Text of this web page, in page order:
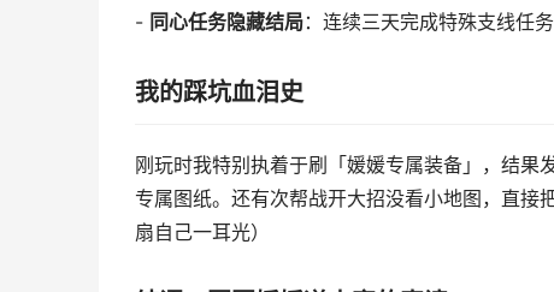
- 同心任务隐藏结局：连续三天完成特殊支线任
我的踩坑血泪史
刚玩时我特别执着于刷「媛媛专属装备」，结果
专属图纸。还有次帮战开大招没看小地图，直接
扇自己一耳光）